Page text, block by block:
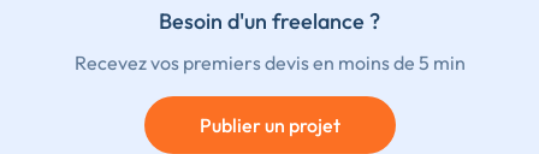
Besoin d'un freelance ?
Recevez vos premiers devis en moins de 5 min
Publier un projet